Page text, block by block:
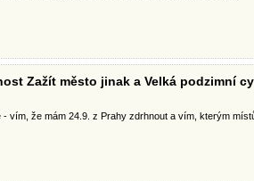
Zažít město jinak a Velká podzimní
- vím, že mám 24.9. z Prahy zdrhnout a vím, kterým